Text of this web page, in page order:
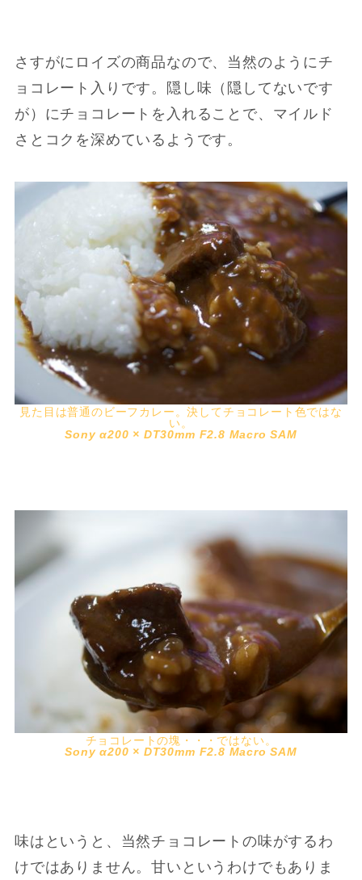
さすがにロイズの商品なので、当然のようにチ
ョコレート入りです。隠し味（隠してないです
が）にチョコレートを入れることで、マイルド
さとコクを深めているようです。
見た目は普通のビーフカレー。決してチョコレート色ではな
い。
Sony α200 × DT30mm F2.8 Macro SAM
チョコレートの塊・・・ではない。
Sony α200 × DT30mm F2.8 Macro SAM
味はというと、当然チョコレートの味がするわ
けではありません。甘いというわけでもありま